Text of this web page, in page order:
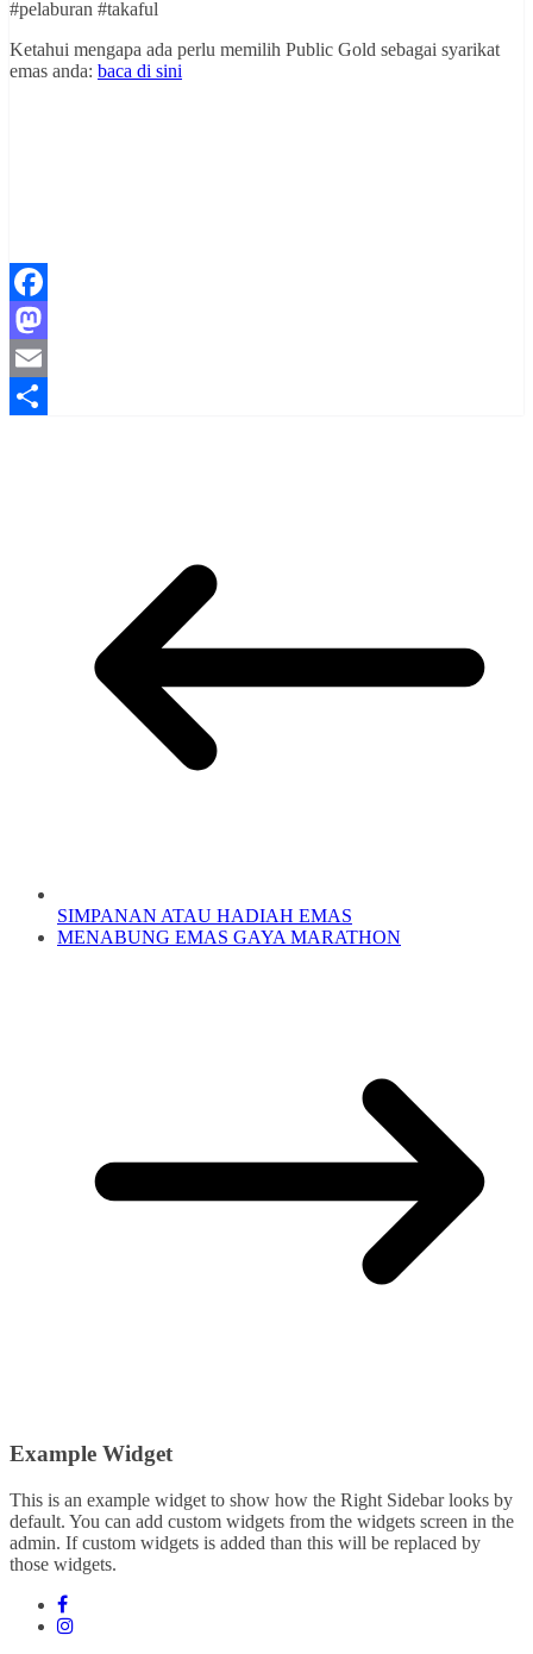
#pelaburan #takaful
Ketahui mengapa ada perlu memilih Public Gold sebagai syarikat
emas anda: baca di sini
Facebook
Mastodon
Email
SIMPANAN ATAU HADIAH EMAS
MENABUNG EMAS GAYA MARATHON
Example Widget
This is an example widget to show how the Right Sidebar looks by
default. You can add custom widgets from the widgets screen in the
admin. If custom widgets is added than this will be replaced by
those widgets.